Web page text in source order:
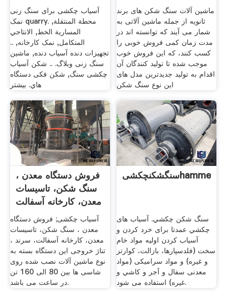
آسیاب چکشی برای سنگ زنی
نمک quarry. محطة المنتقلة,
المسارية الخط, الانتاجي
المتكامل, نمک کارخانه, ..
تجهیزات دنده آسیاب دنده, ماشین
سنگ زنی وبلاگ. .. شکن آسیاب
چکشی سنگ, شکن فکی دستگاه
هاي. بیشتر
ماشین آلات سنگ شکن های برند
ثانویه از جمله ماشین آلاتی به
شمار می آیند که توانسته اند در
مدت زمان کمی فروش خوبی را
کسب کنند، که این فروش خوب
موجب شده تا تولید کنندگان آن
اقدام به تولید جدیدترین مدل های
این نوع سنگ شکن
فروش دستگاه معدن ،
سنگ شکن، تاسیسات
معدن، کارخانه آسفالت
آسیاب چکشی; فروش دستگاه
معدن ، سنگ شکن، تاسیسات
معدن، کارخانه آسفالت، سرند ،
تناژ خروجی این دستگاه بسته به
نوع ماشین آلات نصب شده روی
شاسی ها بین 80 الی 160 تن
در ساعت می باشد.
سنگ شكن چكشي. آسیاب های
چكشي عمدتا برای خرد کردن و
آسياب كردن اولیه مواد خام
سخت (فلدسپارها، بازالت، کوارتز
و غیره) و مواد سرامیکی (مواد
معدنی سفال و آجر و كاشي و
غیره) استفاده می شود.